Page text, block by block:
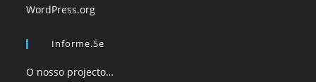
WordPress.org
Informe.se
O nosso projecto…